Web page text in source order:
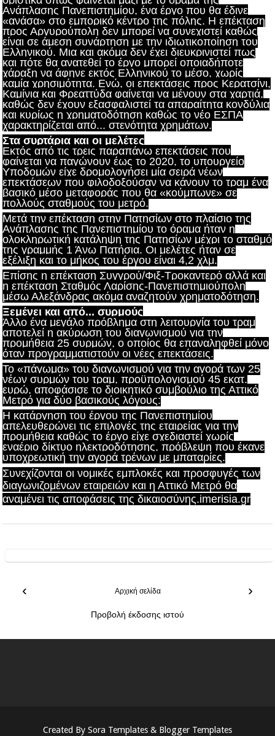
Ανάπλασης Πανεπιστημίου, ένα έργο που θα έδινε
«ανάσα» στο εμπορικό κέντρο της πόλης. Η επέκταση
προς Αργυρούπολη δεν μπορεί να συνεχιστεί καθώς
είναι σε άμεση συνάρτηση με την ιδιωτικοποίηση του
Ελληνικού. Μια και ακόμα δεν έχει διευκρινιστεί πως
και πότε θα ανατεθεί το έργο μπορεί οποιαδήποτε
χάραξη να άφηνε εκτός Ελληνικού το μέσο, χωρίς
καμία χρησιμότητα. Ενώ, οι επεκτάσεις προς Κερατσίνι,
Καμίνια και Φρεαττύδα φαίνεται να μένουν στα χαρτιά,
καθώς δεν έχουν εξασφαλιστεί τα απαραίτητα κονδύλια
και κυρίως η χρηματοδότηση καθώς το νέο ΕΣΠΑ
χαρακτηρίζεται από... στενότητα χρημάτων.
Στα συρτάρια και οι μελέτες
Εκτός από τις τρεις παραπάνω επεκτάσεις που
φαίνεται να παγώνουν έως το 2020, το υπουργείο
Υποδομών είχε δρομολογήσει μία σειρά νέων
επεκτάσεων που φιλοδοξούσαν να κάνουν το τραμ ένα
βασικό μέσο μεταφοράς που θα «κούμπωνε» σε
πολλούς σταθμούς του μετρό.
Μετά την επέκταση στην Πατησίων στο πλαίσιο της
Ανάπλασης της Πανεπιστημίου το όραμα ήταν η
ολοκληρωτική κατάληψη της Πατησίων μέχρι το σταθμό
της γραμμής 1 Άνω Πατήσια. Οι μελέτες ήταν σε
εξέλιξη και το μήκος του έργου είναι 4,2 χλμ.
Επίσης η επέκταση Συγγρού/Φιξ-Τροκαντερό αλλά και
η επέκταση Σταθμός Λαρίσης-Πανεπιστημιούπολη
μέσω Αλεξάνδρας ακόμα αναζητούν χρηματοδότηση.
Ξεμένει και από... συρμούς
Άλλο ένα μεγάλο πρόβλημα στη λειτουργία του τραμ
αποτελεί η ακύρωση του διαγωνισμού για την
προμήθεια 25 συρμών, ο οποίος θα επαναληφθεί μόνο
όταν προγραμματιστούν οι νέες επεκτάσεις.
Το «πάγωμα» του διαγωνισμού για την αγορά των 25
νέων συρμών του τραμ, προϋπολογισμού 45 εκατ.
ευρώ, αποφάσισε το διοικητικό συμβούλιο της Αττικό
Μετρό για δύο βασικούς λόγους:
H κατάργηση του έργου της Πανεπιστημίου
απελευθερώνει τις επιλογές της εταιρείας για την
προμήθεια καθώς το έργο είχε σχεδιαστεί χωρίς
εναέριο δίκτυο ηλεκτροδότησης, πρόβλεψη που έκανε
υποχρεωτική την αγορά τρένων με μπαταρίες.
Συνεχίζονται οι νομικές εμπλοκές και προσφυγές των
διαγωνιζομένων εταιρειών και η Αττικό Μετρό θα
αναμένει τις αποφάσεις της δικαιοσύνης.imerisia.gr
‹ ›
Αρχική σελίδα
Προβολή έκδοσης ιστού
Created By Sora Templates & Blogger Templates